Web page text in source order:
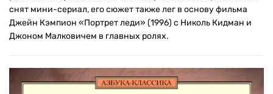
снят мини-сериал, его сюжет также лег в основу фильма
Джейн Кэмпион «Портрет леди» (1996) с Николь Кидман и
Джоном Малковичем в главных ролях.